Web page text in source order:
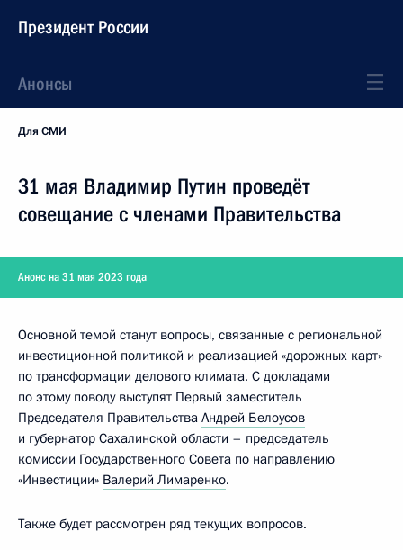
Президент России
Анонсы
Для СМИ
31 мая Владимир Путин проведёт
совещание с членами Правительства
Анонс на 31 мая 2023 года
Основной темой станут вопросы, связанные с региональной
инвестиционной политикой и реализацией «дорожных карт»
по трансформации делового климата. С докладами
по этому поводу выступят Первый заместитель
Председателя Правительства Андрей Белоусов
и губернатор Сахалинской области – председатель
комиссии Государственного Совета по направлению
«Инвестиции» Валерий Лимаренко.
Также будет рассмотрен ряд текущих вопросов.